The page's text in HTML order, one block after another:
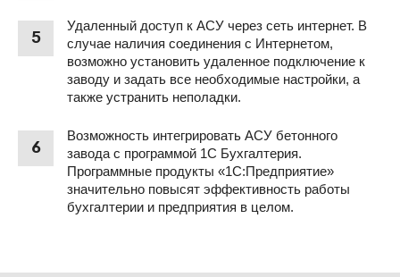
5
Удаленный доступ к АСУ через сеть интернет. В
случае наличия соединения с Интернетом,
возможно установить удаленное подключение к
заводу и задать все необходимые настройки, а
также устранить неполадки.
6
Возможность интегрировать АСУ бетонного
завода с программой 1С Бухгалтерия.
Программные продукты «1С:Предприятие»
значительно повысят эффективность работы
бухгалтерии и предприятия в целом.